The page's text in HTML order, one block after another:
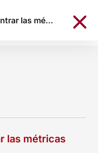
más comunes
las métricas